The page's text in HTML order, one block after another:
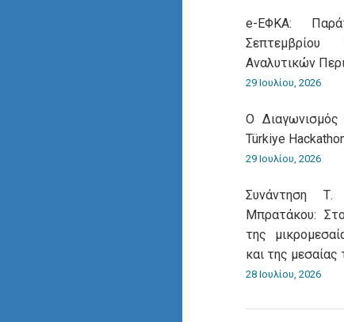
e-ΕΦΚΑ:
Αναλυτικών
29 Ιουλίου, 2026
O Διαγωνισμός
Türkiye
29 Ιουλίου, 2026
Συνάντηση
Μπρατάκου:
της
και της
28 Ιουλίου, 2026